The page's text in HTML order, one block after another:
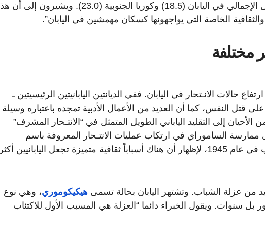
23.2 لكل 100 الف شخص أعلى من المعدل الإجمالي في اليابان (18.5) وكوريا الجنوبية (23.0). ويشيرون إلى أن هذا
الخاصة التي يواجهونها كسكان مهمشين في اليابان”.
مختلفة
حالات الانـتحار في اليابان. ففي الديانتين اليابانيتين الرئيسيتين ـ
قتل النفس، كما أن العديد من الأعمال الأدبية تمجده باعتباره وسيلة
إلى التقليد الياباني الطويل المتمثل في “الانتـحار المشرف”
ممارسة الساموراي في ارتكاب عمليات الانتـحار المعروفة باسم
“سيبوكو” أو إلى طياري “الكاميكازي” الشباب في عام 1945، لإظهار أن هناك أسباباً ثقافية متميزة تجعل اليابانيين أكثر
من عزلة الشباب. وتشتهر اليابان بحالة تسمى هيكيكوموري، وهي نوع
بل سنوات. ويقول الخبراء دائما “العزلة هي المسبب الأول للاكتئاب